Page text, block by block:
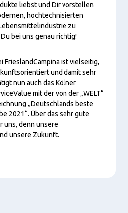
liebst und Dir vorstellen
hochtechnisierten
zu
bei uns genau richtig!
FrieslandCampina ist vielseitig,
und damit sehr
nun auch das Kölner
mit der von der „WELT“
„Deutschlands beste
2021“. Über das sehr gute
uns, denn unsere
unsere Zukunft.